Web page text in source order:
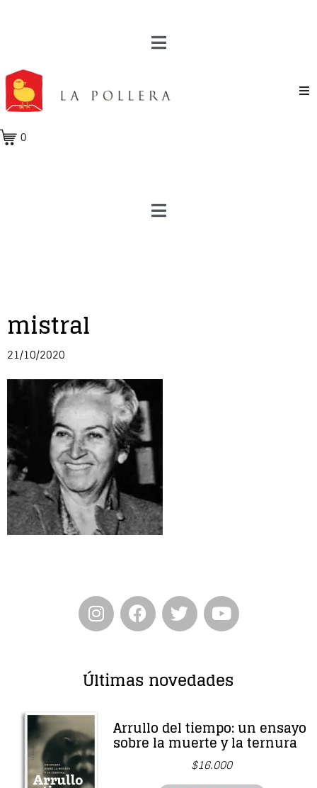
0
mistral
21/10/2020
Últimas novedades
Arrullo del tiempo: un ensayo
sobre la muerte y la ternura
$16.000